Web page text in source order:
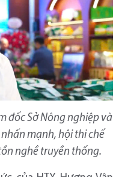
đốc Sở Nông nghiệp và
mạnh, hội thi chế
nghề truyền thống.